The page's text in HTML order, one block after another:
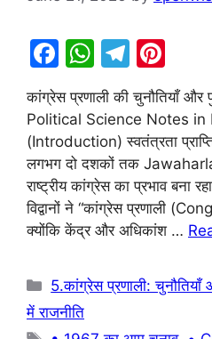
F
c
e
b
o
o
W
h
at
s
A
p
p
T
el
e
gr
a
m
nt
er
e
st
कांग्रेस प्रणाली की चुनौतियाँ और
Political Science Notes in
(Introduction) स्वतंत्रता
लगभग दो दशकों तक
राष्ट्रीय कांग्रेस का प्रभाव बना
विद्वानों ने “कांग्रेस प्रणाली
क्योंकि केंद्र और अधिकांश …
Categories
5.कांग्रेस प्रणाली: चुनौतियाँ
में राजनीति